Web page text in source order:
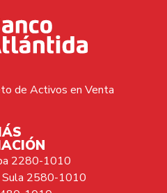
de Activos en Venta
2280-1010
Sula 2580-1010